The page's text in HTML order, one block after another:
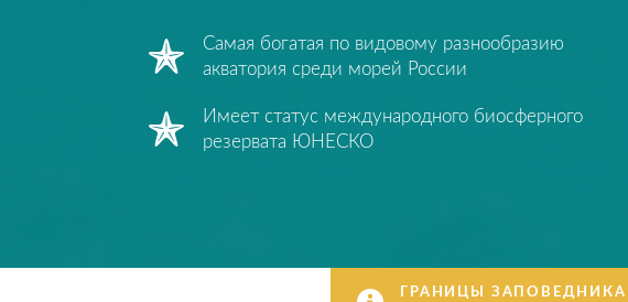
Самая богатая по видовому разнообразию
акватория среди морей России
Имеет статус международного биосферного
резервата ЮНЕСКО
ГРАНИЦЫ